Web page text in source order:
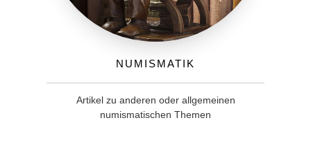
Numismatik
Artikel zu anderen oder allgemeinen
numismatischen Themen